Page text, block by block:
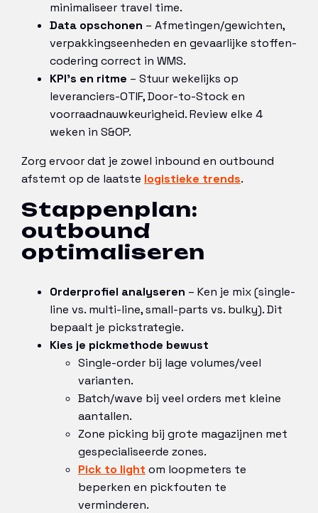
minimaliseer travel time.
Data opschonen – Afmetingen/gewichten,
verpakkingseenheden en gevaarlijke stoffen-
codering correct in WMS.
KPI’s en ritme – Stuur wekelijks op
leveranciers-OTIF, Door-to-Stock en
voorraadnauwkeurigheid. Review elke 4
weken in S&OP.
Zorg ervoor dat je zowel inbound en outbound
afstemt op de laatste logistieke trends.
Stappenplan:
outbound
optimaliseren
Orderprofiel analyseren – Ken je mix (single-
line vs. multi-line, small-parts vs. bulky). Dit
bepaalt je pickstrategie.
Kies je pickmethode bewust
Single-order bij lage volumes/veel
varianten.
Batch/wave bij veel orders met kleine
aantallen.
Zone picking bij grote magazijnen met
gespecialiseerde zones.
Pick to light om loopmeters te
beperken en pickfouten te
verminderen.